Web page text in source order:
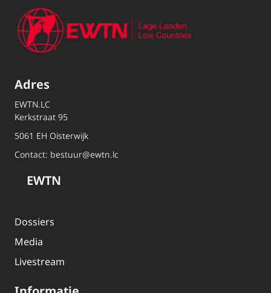
Adres
EWTN.LC
Kerkstraat 95
5061 EH Oisterwijk
Contact: bestuur@ewtn.lc
EWTN
Dossiers
Media
Livestream